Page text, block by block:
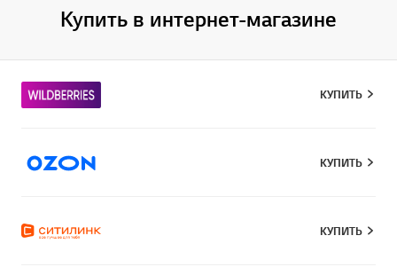
Купить в интернет-магазине
КУПИТЬ
КУПИТЬ
КУПИТЬ